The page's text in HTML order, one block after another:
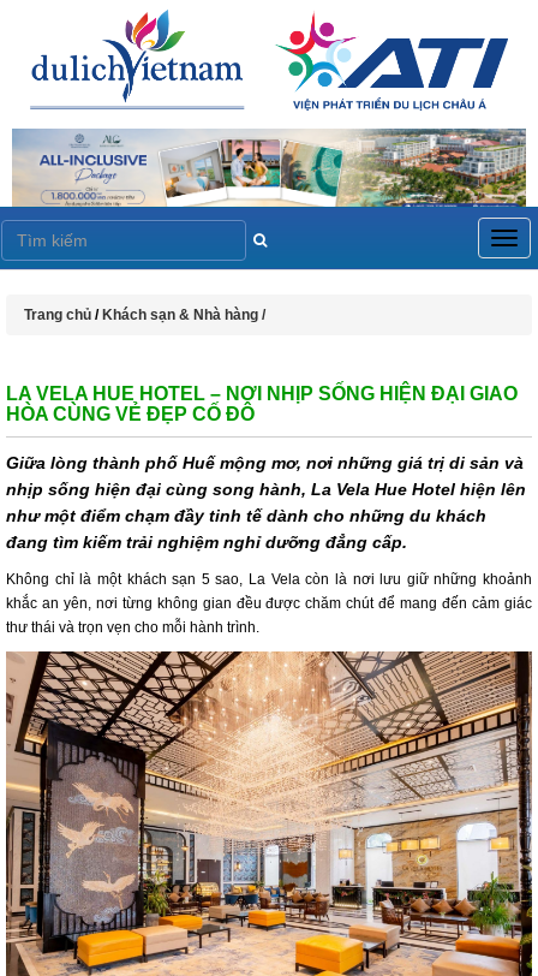
Trang chủ / Khách sạn & Nhà hàng /
LA VELA HUE HOTEL – NƠI NHỊP SỐNG HIỆN ĐẠI GIAO
HÒA CÙNG VẺ ĐẸP CỐ ĐÔ
Giữa lòng thành phố Huế mộng mơ, nơi những giá trị di sản và
nhịp sống hiện đại cùng song hành, La Vela Hue Hotel hiện lên
như một điểm chạm đầy tinh tế dành cho những du khách
đang tìm kiếm trải nghiệm nghỉ dưỡng đẳng cấp.
Không chỉ là một khách sạn 5 sao, La Vela còn là nơi lưu giữ những khoảnh
khắc an yên, nơi từng không gian đều được chăm chút để mang đến cảm giác
thư thái và trọn vẹn cho mỗi hành trình.